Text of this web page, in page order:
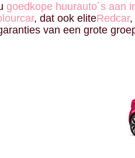
goedkope huurauto´s aan
, dat ook eliteRedcar,
van een grote